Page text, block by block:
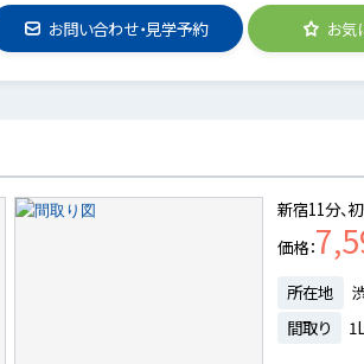
お問い合わせ・見学予約 お気
新宿11分、
価格
所在地
間取り